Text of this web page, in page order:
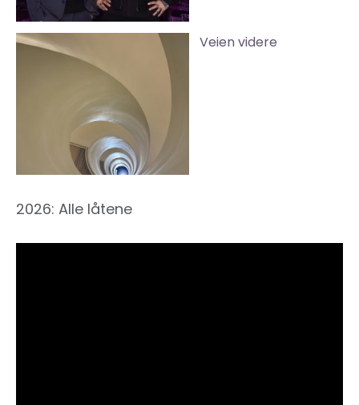
Veien videre
2026: Alle låtene